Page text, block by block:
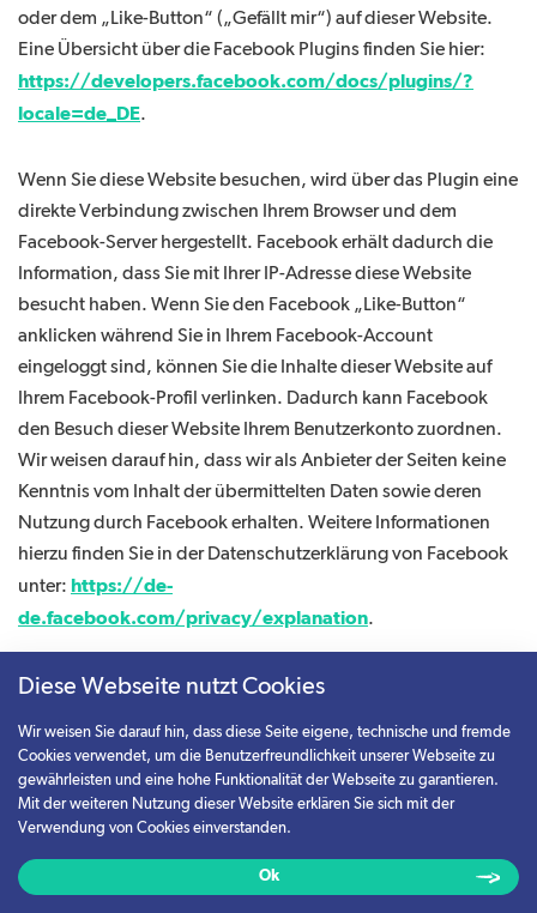
oder dem „Like-Button“ („Gefällt mir“) auf dieser Website.
Eine Übersicht über die Facebook Plugins finden Sie hier:
https://developers.facebook.com/docs/plugins/?
locale=de_DE.
Wenn Sie diese Website besuchen, wird über das Plugin eine
direkte Verbindung zwischen Ihrem Browser und dem
Facebook-Server hergestellt. Facebook erhält dadurch die
Information, dass Sie mit Ihrer IP-Adresse diese Website
besucht haben. Wenn Sie den Facebook „Like-Button“
anklicken während Sie in Ihrem Facebook-Account
eingeloggt sind, können Sie die Inhalte dieser Website auf
Ihrem Facebook-Profil verlinken. Dadurch kann Facebook
den Besuch dieser Website Ihrem Benutzerkonto zuordnen.
Wir weisen darauf hin, dass wir als Anbieter der Seiten keine
Kenntnis vom Inhalt der übermittelten Daten sowie deren
Nutzung durch Facebook erhalten. Weitere Informationen
hierzu finden Sie in der Datenschutzerklärung von Facebook
unter: https://de-
de.facebook.com/privacy/explanation.
Wenn Sie nicht wünschen, dass Facebook den Besuch dieser
loggen Sie sich bitte aus Ihrem Facebook-Benutzerkonto aus.
Die Verwendung der Facebook Plugins erfolgt auf Grundlage
berechtigtes Interesse an einer möglichst umfangreichen
Diese Webseite nutzt Cookies
Wir weisen Sie darauf hin, dass diese Seite eigene, technische und fremde
Cookies verwendet, um die Benutzerfreundlichkeit unserer Webseite zu
gewährleisten und eine hohe Funktionalität der Webseite zu garantieren.
Mit der weiteren Nutzung dieser Website erklären Sie sich mit der
Verwendung von Cookies einverstanden.
Ok